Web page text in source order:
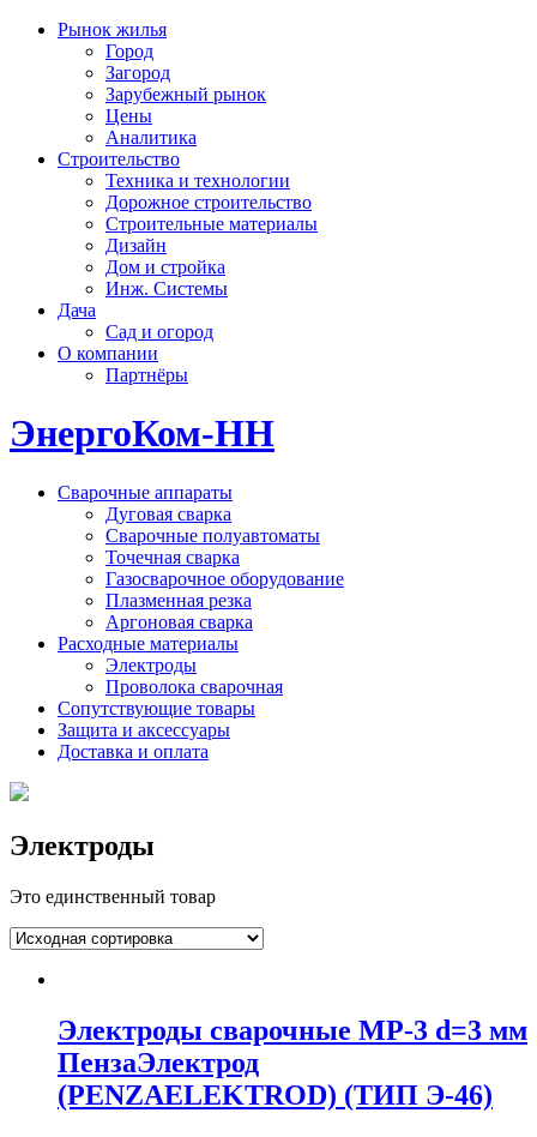
Рынок жилья
Город
Загород
Зарубежный рынок
Цены
Аналитика
Строительство
Техника и технологии
Дорожное строительство
Строительные материалы
Дизайн
Дом и стройка
Инж. Системы
Дача
Сад и огород
О компании
Партнёры
ЭнергоКом-НН
Сварочные аппараты
Дуговая сварка
Сварочные полуавтоматы
Точечная сварка
Газосварочное оборудование
Плазменная резка
Аргоновая сварка
Расходные материалы
Электроды
Проволока сварочная
Сопутствующие товары
Защита и аксессуары
Доставка и оплата
Электроды
Это единственный товар
Электроды сварочные МР-3 d=3 мм
ПензаЭлектрод
(PENZAELEKTROD) (ТИП Э-46)